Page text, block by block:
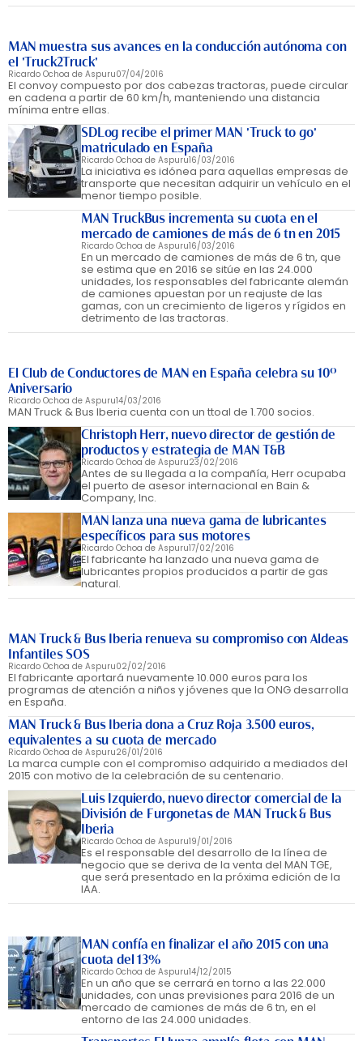
MAN muestra sus avances en la conducción autónoma con
el 'Truck2Truck'
Ricardo Ochoa de Aspuru07/04/2016
El convoy compuesto por dos cabezas tractoras, puede circular
en cadena a partir de 60 km/h, manteniendo una distancia
mínima entre ellas.
SDLog recibe el primer MAN 'Truck to go'
matriculado en España
Ricardo Ochoa de Aspuru16/03/2016
La iniciativa es idónea para aquellas empresas de
transporte que necesitan adquirir un vehículo en el
menor tiempo posible.
MAN TruckBus incrementa su cuota en el
mercado de camiones de más de 6 tn en 2015
Ricardo Ochoa de Aspuru16/03/2016
En un mercado de camiones de más de 6 tn, que
se estima que en 2016 se sitúe en las 24.000
unidades, los responsables del fabricante alemán
de camiones apuestan por un reajuste de las
gamas, con un crecimiento de ligeros y rígidos en
detrimento de las tractoras.
El Club de Conductores de MAN en España celebra su 10º
Aniversario
Ricardo Ochoa de Aspuru14/03/2016
MAN Truck & Bus Iberia cuenta con un ttoal de 1.700 socios.
Christoph Herr, nuevo director de gestión de
productos y estrategia de MAN T&B
Ricardo Ochoa de Aspuru23/02/2016
Antes de su llegada a la compañía, Herr ocupaba
el puerto de asesor internacional en Bain &
Company, Inc.
MAN lanza una nueva gama de lubricantes
específicos para sus motores
Ricardo Ochoa de Aspuru17/02/2016
El fabricante ha lanzado una nueva gama de
lubricantes propios producidos a partir de gas
natural.
MAN Truck & Bus Iberia renueva su compromiso con Aldeas
Infantiles SOS
Ricardo Ochoa de Aspuru02/02/2016
El fabricante aportará nuevamente 10.000 euros para los
programas de atención a niños y jóvenes que la ONG desarrolla
en España.
MAN Truck & Bus Iberia dona a Cruz Roja 3.500 euros,
equivalentes a su cuota de mercado
Ricardo Ochoa de Aspuru26/01/2016
La marca cumple con el compromiso adquirido a mediados del
2015 con motivo de la celebración de su centenario.
Luis Izquierdo, nuevo director comercial de la
División de Furgonetas de MAN Truck & Bus
Iberia
Ricardo Ochoa de Aspuru19/01/2016
Es el responsable del desarrollo de la línea de
negocio que se deriva de la venta del MAN TGE,
que será presentado en la próxima edición de la
IAA.
MAN confía en finalizar el año 2015 con una
cuota del 13%
Ricardo Ochoa de Aspuru14/12/2015
En un año que se cerrará en torno a las 22.000
unidades, con unas previsiones para 2016 de un
mercado de camiones de más de 6 tn, en el
entorno de las 24.000 unidades.